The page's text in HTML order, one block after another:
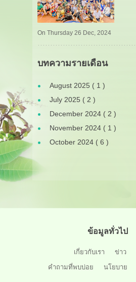
On Thursday 26 Dec, 2024
บทความรายเดือน
August 2025 ( 1 )
July 2025 ( 2 )
December 2024 ( 2 )
November 2024 ( 1 )
October 2024 ( 6 )
ข้อมูลทั่วไป
เกี่ยวกับเรา ข่าว
คำถามที่พบบ่อย
นโยบาย